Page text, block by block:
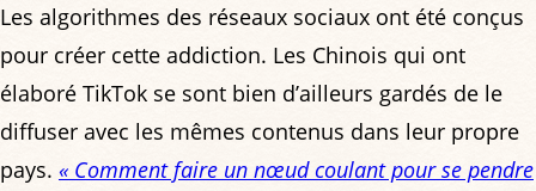
Les algorithmes des réseaux sociaux ont été conçus
pour créer cette addiction. Les Chinois qui ont
élaboré TikTok se sont bien d’ailleurs gardés de le
diffuser avec les mêmes contenus dans leur propre
pays. « Comment faire un nœud coulant pour se pendre